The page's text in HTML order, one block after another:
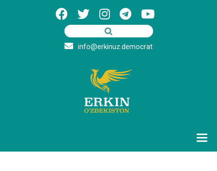
info@erkinuz.democrat